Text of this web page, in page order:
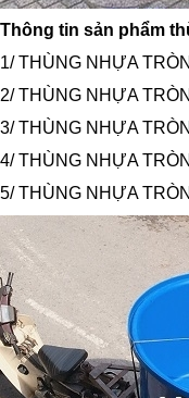
Thông tin sản phẩm
1/ THÙNG NHỰA
2/ THÙNG NHỰA
3/ THÙNG NHỰA
4/ THÙNG NHỰA
5/ THÙNG NHỰA